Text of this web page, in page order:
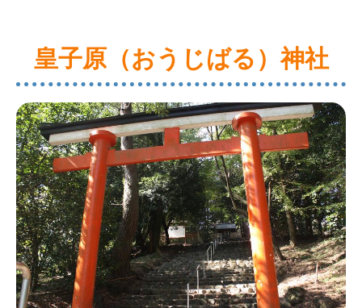
皇子原（おうじばる）神社